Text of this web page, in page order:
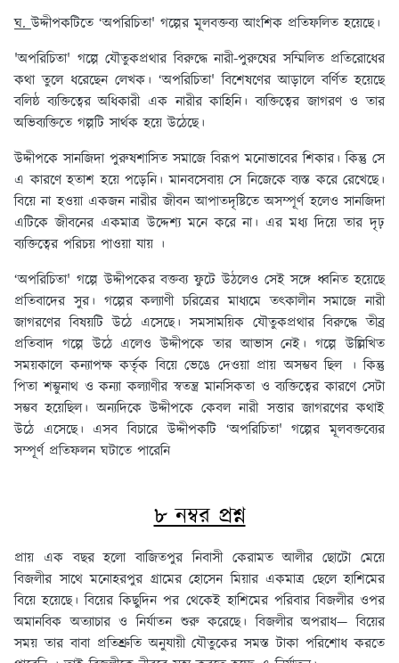
ঘ.উদ্দীপকটিতে ‘অপরিচিতা' গল্পের মূলবক্তব্য আংশিক প্রতিফলিত হয়েছে।
'অপরিচিতা' গল্পে যৌতুকপ্রথার বিরুদ্ধে নারী-পুরুষের সম্মিলিত প্রতিরোধের
কথা তুলে ধরেছেন লেখক। ‘অপরিচিতা' বিশেষণের আড়ালে বর্ণিত হয়েছে
বলিষ্ঠ ব্যক্তিত্বের অধিকারী এক নারীর কাহিনি। ব্যক্তিত্বের জাগরণ ও তার
অভিব্যক্তিতে গল্পটি সার্থক হয়ে উঠেছে।
উদ্দীপকে সানজিদা পুরুষশাসিত সমাজে বিরূপ মনোভাবের শিকার। কিন্তু সে
এ কারণে হতাশ হয়ে পড়েনি। মানবসেবায় সে নিজেকে ব্যস্ত করে রেখেছে।
বিয়ে না হওয়া একজন নারীর জীবন আপাতদৃষ্টিতে অসম্পূর্ণ হলেও সানজিদা
এটিকে জীবনের একমাত্র উদ্দেশ্য মনে করে না। এর মধ্য দিয়ে তার দৃঢ়
ব্যক্তিত্বের পরিচয় পাওয়া যায় ।
‘অপরিচিতা' গল্পে উদ্দীপকের বক্তব্য ফুটে উঠলেও সেই সঙ্গে ধ্বনিত হয়েছে
প্রতিবাদের সুর। গল্পের কল্যাণী চরিত্রের মাধ্যমে তৎকালীন সমাজে নারী
জাগরণের বিষয়টি উঠে এসেছে। সমসাময়িক যৌতুকপ্রথার বিরুদ্ধে তীব্র
প্রতিবাদ গল্পে উঠে এলেও উদ্দীপকে তার আভাস নেই। গল্পে উল্লিখিত
সময়কালে কন্যাপক্ষ কর্তৃক বিয়ে ভেঙে দেওয়া প্রায় অসম্ভব ছিল । কিন্তু
পিতা শম্ভুনাথ ও কন্যা কল্যাণীর স্বতন্ত্র মানসিকতা ও ব্যক্তিত্বের কারণে সেটা
সম্ভব হয়েছিল। অন্যদিকে উদ্দীপকে কেবল নারী সত্তার জাগরণের কথাই
উঠে এসেছে। এসব বিচারে উদ্দীপকটি ‘অপরিচিতা' গল্পের মূলবক্তব্যের
সম্পূর্ণ প্রতিফলন ঘটাতে পারেনি
৮ নম্বর প্রশ্ন
প্রায় এক বছর হলো বাজিতপুর নিবাসী কেরামত আলীর ছোটো মেয়ে
বিজলীর সাথে মনোহরপুর গ্রামের হোসেন মিয়ার একমাত্র ছেলে হাশিমের
বিয়ে হয়েছে। বিয়ের কিছুদিন পর থেকেই হাশিমের পরিবার বিজলীর ওপর
অমানবিক অত্যাচার ও নির্যাতন শুরু করেছে। বিজলীর অপরাধ— বিয়ের
সময় তার বাবা প্রতিশ্রুতি অনুযায়ী যৌতুকের সমস্ত টাকা পরিশোধ করতে